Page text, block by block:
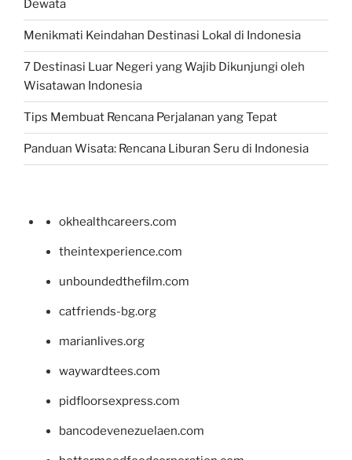
Dewata
Menikmati Keindahan Destinasi Lokal di Indonesia
7 Destinasi Luar Negeri yang Wajib Dikunjungi oleh
Wisatawan Indonesia
Tips Membuat Rencana Perjalanan yang Tepat
Panduan Wisata: Rencana Liburan Seru di Indonesia
okhealthcareers.com
theintexperience.com
unboundedthefilm.com
catfriends-bg.org
marianlives.org
waywardtees.com
pidfloorsexpress.com
bancodevenezuelaen.com